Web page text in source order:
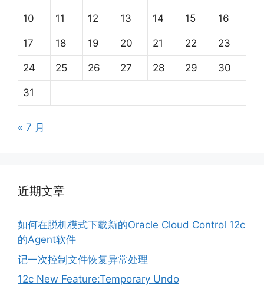
10 11 12 13 14 15 16
17 18 19 20 21 22 23
24 25 26 27 28 29 30
31
« 7 月
近期文章
如何在脱机模式下载新的Oracle Cloud Control 12c
的Agent软件
记一次控制文件恢复异常处理
12c New Feature:Temporary Undo